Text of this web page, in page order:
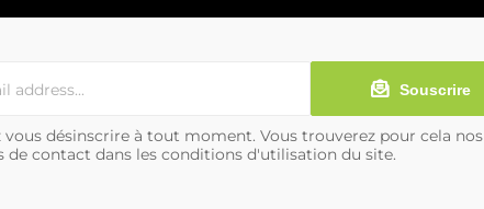
Souscrire
vous désinscrire à tout moment. Vous trouverez pour cela nos
de contact dans les conditions d'utilisation du site.